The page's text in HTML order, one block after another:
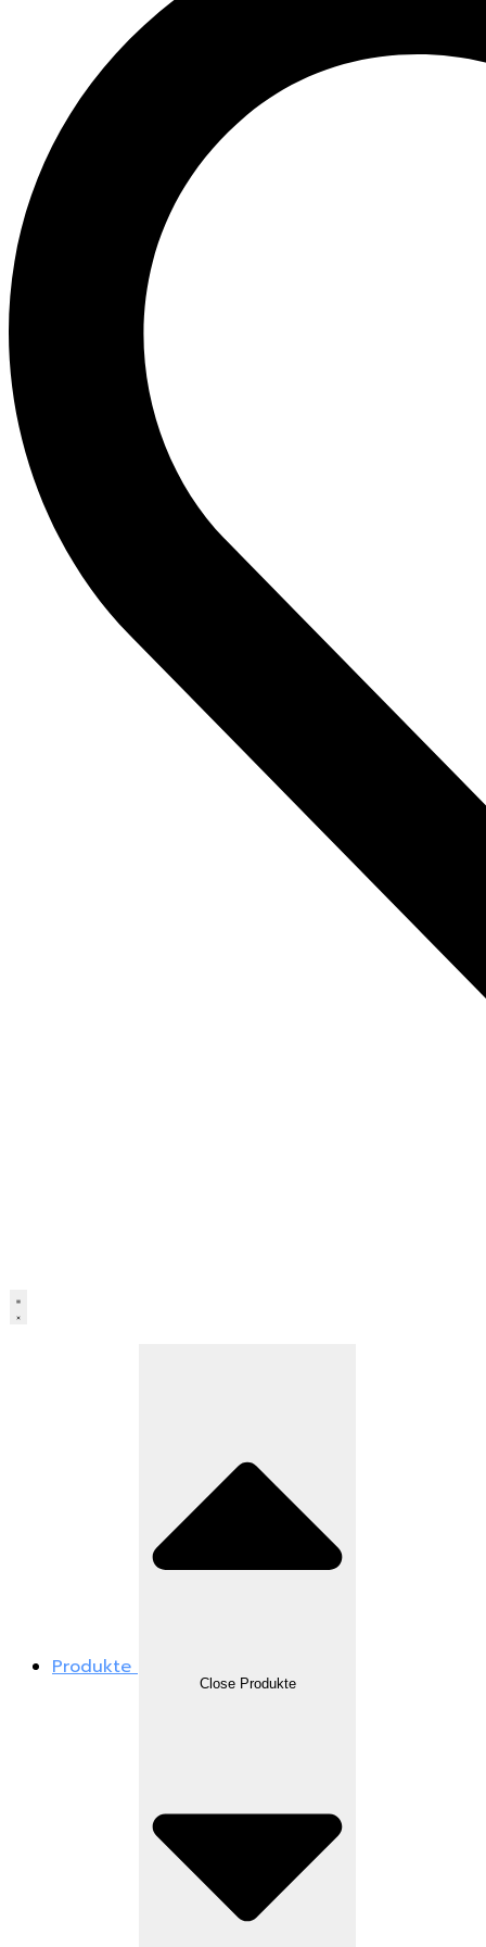
Produkte
Close Produkte